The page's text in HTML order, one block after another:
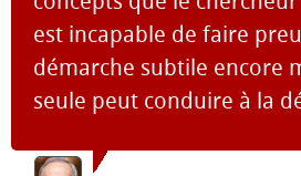
est incapable de faire
démarche subtile encore
seule peut conduire à la